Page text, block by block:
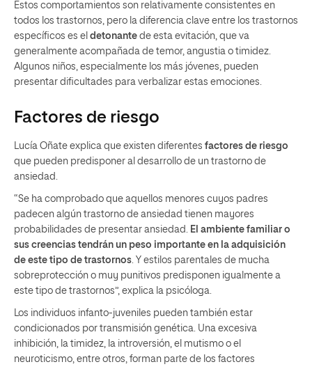
Estos comportamientos son relativamente consistentes en
todos los trastornos, pero la diferencia clave entre los trastornos
específicos es el detonante de esta evitación, que va
generalmente acompañada de temor, angustia o timidez.
Algunos niños, especialmente los más jóvenes, pueden
presentar dificultades para verbalizar estas emociones.
Factores de riesgo
Lucía Oñate explica que existen diferentes factores de riesgo
que pueden predisponer al desarrollo de un trastorno de
ansiedad.
“Se ha comprobado que aquellos menores cuyos padres
padecen algún trastorno de ansiedad tienen mayores
probabilidades de presentar ansiedad. El ambiente familiar o
sus creencias tendrán un peso importante en la adquisición
de este tipo de trastornos. Y estilos parentales de mucha
sobreprotección o muy punitivos predisponen igualmente a
este tipo de trastornos”, explica la psicóloga.
Los individuos infanto-juveniles pueden también estar
condicionados por transmisión genética. Una excesiva
inhibición, la timidez, la introversión, el mutismo o el
neuroticismo, entre otros, forman parte de los factores